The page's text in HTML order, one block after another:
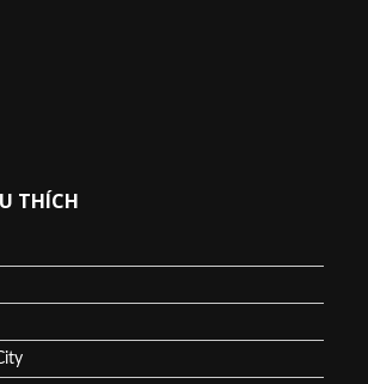
THÍCH